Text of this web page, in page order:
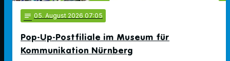
notes 05. August 2026 07:05
Pop-Up-Postfiliale im Museum für
Kommunikation Nürnberg